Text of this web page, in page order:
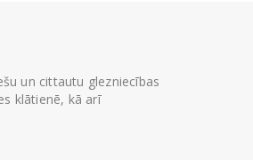
un cittautu glezniecības
klātienē, kā arī